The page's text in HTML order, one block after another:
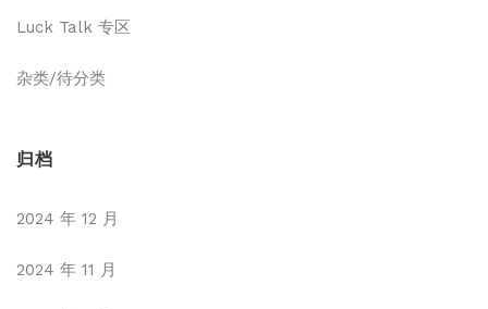
Luck Talk 专区
杂类/待分类
归档
2024 年 12 月
2024 年 11 月